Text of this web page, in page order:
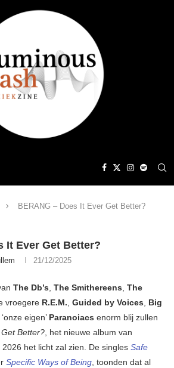
BERANG – Does It Ever Get Better?
It Ever Get Better?
21/12/2025
The Db’s, The Smithereens, The
vroegere R.E.M., Guided by Voices, Big
eigen’ Paranoiacs enorm blij zullen
Better?, het nieuwe album van
het licht zal zien. De singles Safe
Specific Ways of Being, toonden dat al